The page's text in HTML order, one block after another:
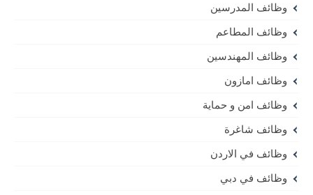
وظائف المدرسين
وظائف المطاعم
وظائف المهندسين
وظائف امازون
وظائف امن و حماية
وظائف شاغرة
وظائف في الاردن
وظائف في دبي